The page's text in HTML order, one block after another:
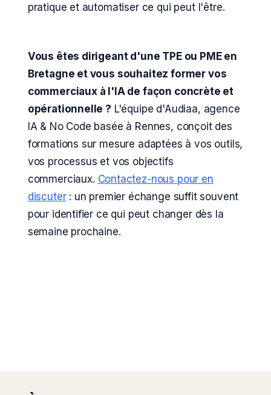
pratique et automatiser ce qui peut l'être.
Vous êtes dirigeant d'une TPE ou PME en
Bretagne et vous souhaitez former vos
commerciaux à l'IA de façon concrète et
opérationnelle ? L'équipe d'Audiaa, agence
IA & No Code basée à Rennes, conçoit des
formations sur mesure adaptées à vos outils,
vos processus et vos objectifs
commerciaux. Contactez-nous pour en
discuter: un premier échange suffit souvent
pour identifier ce qui peut changer dès la
semaine prochaine.